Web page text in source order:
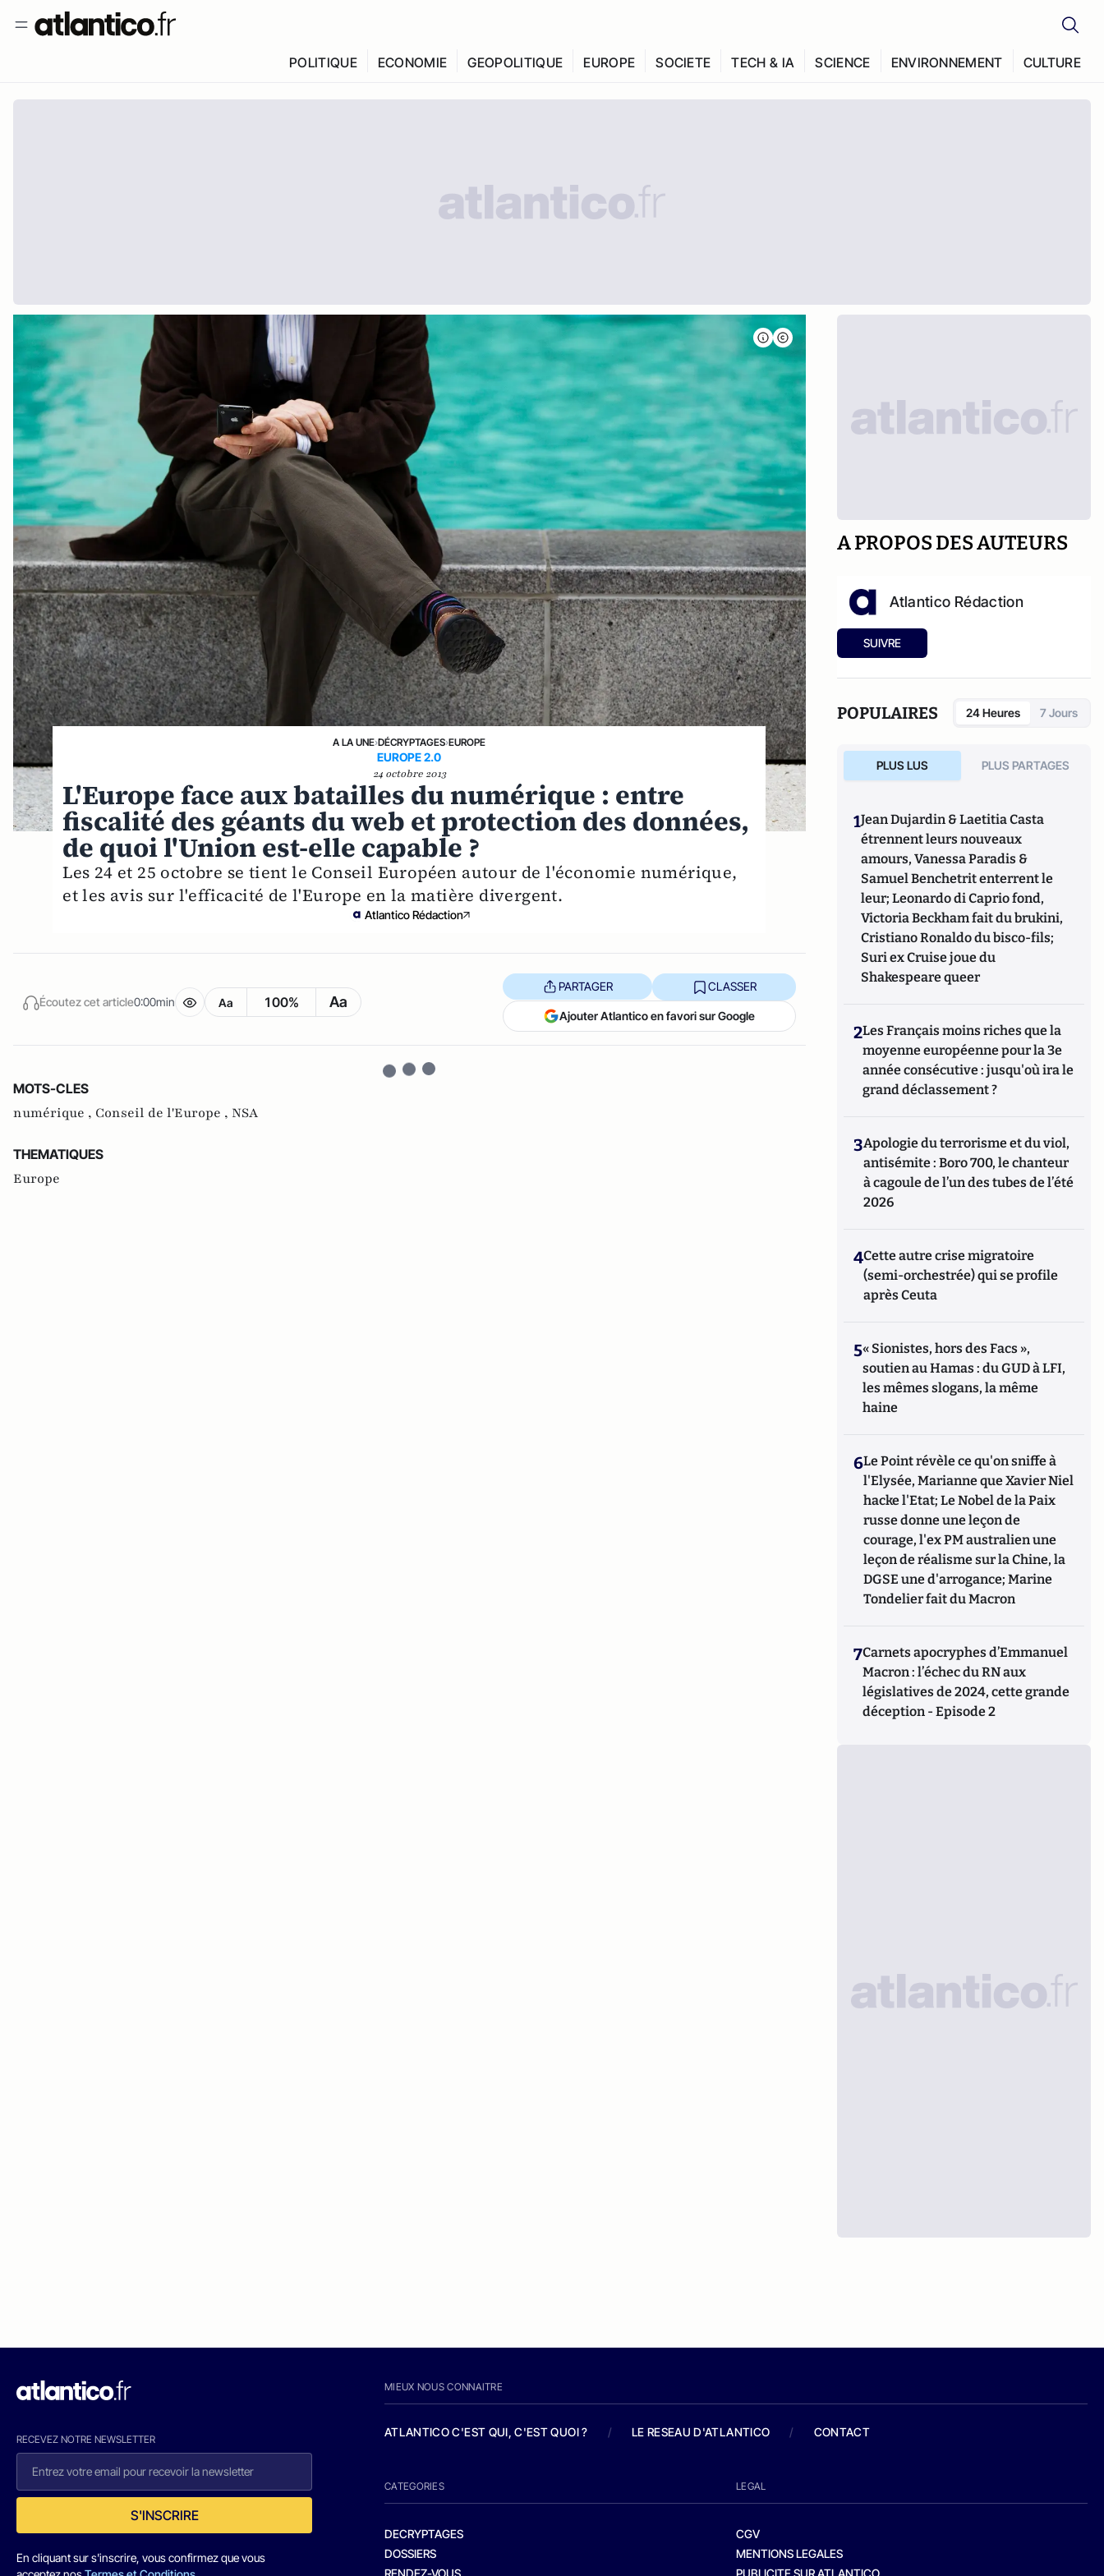
POLITIQUE ECONOMIE GEOPOLITIQUE EUROPE SOCIETE TECH & IA SCIENCE ENVIRONNEMENT CULTURE
A LA UNE›DÉCRYPTAGES›EUROPE
EUROPE 2.0
24 octobre 2013
L'Europe face aux batailles du numérique : entre
fiscalité des géants du web et protection des données,
de quoi l'Union est-elle capable ?
Les 24 et 25 octobre se tient le Conseil Européen autour de l'économie numérique,
et les avis sur l'efficacité de l'Europe en la matière divergent.
Atlantico Rédaction
Écoutez cet article0:00min Aa 100% Aa
PARTAGER CLASSER
Ajouter Atlantico en favori sur Google
MOTS-CLES
numérique , Conseil de l'Europe , NSA
THEMATIQUES
Europe
A PROPOS DES AUTEURS
Atlantico Rédaction
SUIVRE
POPULAIRES 24 Heures 7 Jours
PLUS LUS PLUS PARTAGES
1Jean Dujardin & Laetitia Casta
étrennent leurs nouveaux
amours, Vanessa Paradis &
Samuel Benchetrit enterrent le
leur; Leonardo di Caprio fond,
Victoria Beckham fait du brukini,
Cristiano Ronaldo du bisco-fils;
Suri ex Cruise joue du
Shakespeare queer
2Les Français moins riches que la
moyenne européenne pour la 3e
année consécutive : jusqu'où ira le
grand déclassement ?
3Apologie du terrorisme et du viol,
antisémite : Boro 700, le chanteur
à cagoule de l’un des tubes de l’été
2026
4Cette autre crise migratoire
(semi-orchestrée) qui se profile
après Ceuta
5« Sionistes, hors des Facs »,
soutien au Hamas : du GUD à LFI,
les mêmes slogans, la même
haine
6Le Point révèle ce qu'on sniffe à
l'Elysée, Marianne que Xavier Niel
hacke l'Etat; Le Nobel de la Paix
russe donne une leçon de
courage, l'ex PM australien une
leçon de réalisme sur la Chine, la
DGSE une d'arrogance; Marine
Tondelier fait du Macron
7Carnets apocryphes d’Emmanuel
Macron : l’échec du RN aux
législatives de 2024, cette grande
déception - Episode 2
RECEVEZ NOTRE NEWSLETTER
S'INSCRIRE
En cliquant sur s'inscrire, vous confirmez que vous
MIEUX NOUS CONNAITRE
ATLANTICO C'EST QUI, C'EST QUOI ? / LE RESEAU D'ATLANTICO / CONTACT
CATEGORIES
DECRYPTAGES
DOSSIERS
RENDEZ-VOUS
LEGAL
CGV
MENTIONS LEGALES
PUBLICITE SUR ATLANTICO